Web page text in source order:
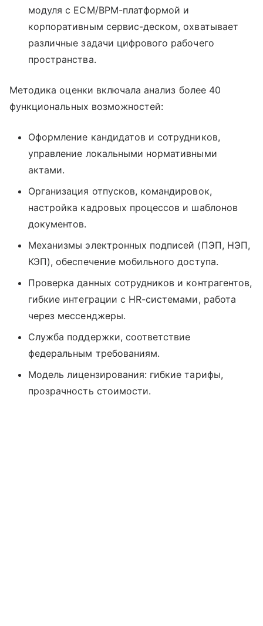
модуля с ECM/BPM-платформой и
корпоративным сервис-деском, охватывает
различные задачи цифрового рабочего
пространства.
Методика оценки включала анализ более 40
функциональных возможностей:
Оформление кандидатов и сотрудников,
управление локальными нормативными
актами.
Организация отпусков, командировок,
настройка кадровых процессов и шаблонов
документов.
Механизмы электронных подписей (ПЭП, НЭП,
КЭП), обеспечение мобильного доступа.
Проверка данных сотрудников и контрагентов,
гибкие интеграции с HR-системами, работа
через мессенджеры.
Служба поддержки, соответствие
федеральным требованиям.
Модель лицензирования: гибкие тарифы,
прозрачность стоимости.